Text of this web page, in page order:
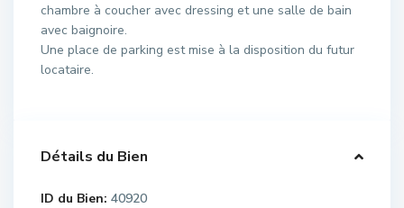
chambre à coucher avec dressing et une salle de bain
avec baignoire.
Une place de parking est mise à la disposition du futur
locataire.
Détails du Bien
ID du Bien: 40920